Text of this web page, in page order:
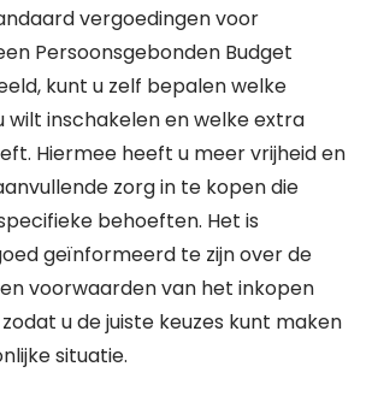
vergoedingen voor
Persoonsgebonden Budget
kunt u zelf bepalen welke
wilt inschakelen en welke extra
Hiermee heeft u meer vrijheid en
zorg in te kopen die
behoeften. Het is
geïnformeerd te zijn over de
voorwaarden van het inkopen
u de juiste keuzes kunt maken
situatie.